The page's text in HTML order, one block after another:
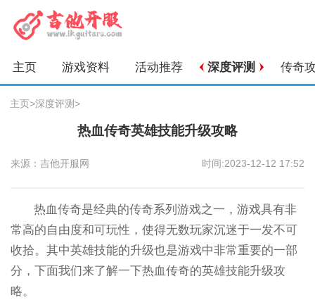
主页 游戏资料 活动推荐 深度评测 传奇
主页>深度评测>
热血传奇英雄技能升级攻略
来源：吉他开服网 时间:2023-12-12 17:52
热血传奇是经典的传奇系列游戏之一，游戏具有非
常高的自由度和可玩性，使得无数玩家沉迷于一发不可
收拾。其中英雄技能的升级也是游戏中非常重要的一部
分，下面我们来了解一下热血传奇的英雄技能升级攻
略。